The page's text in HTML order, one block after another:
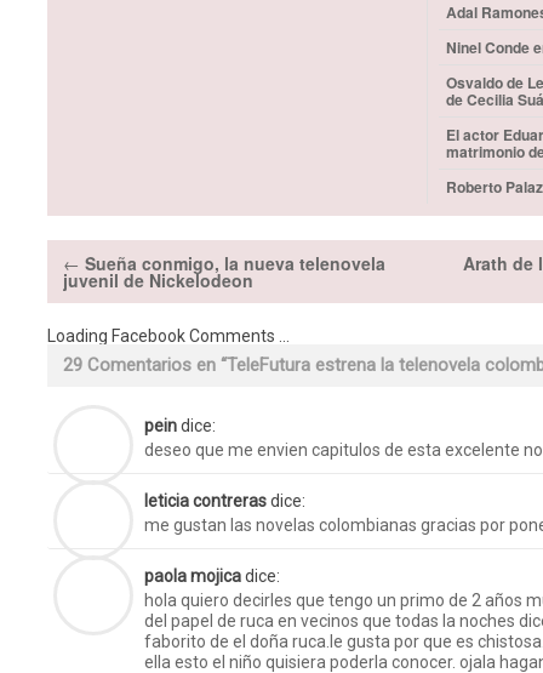
Adal
Ninel Conde
Osvaldo de
de Cecilia
El actor
matrimonio
Roberto
← Sueña conmigo, la nueva telenovela
juvenil de Nickelodeon
Arath de
Loading Facebook Comments ...
29 Comentarios en “TeleFutura estrena la telenovela
peindice:
deseo que me envien capitulos de esta excelente
leticia contrerasdice:
me gustan las novelas colombianas gracias por
paola mojicadice:
hola quiero decirles que tengo un primo de 2 años
del papel de ruca en vecinos que todas la noches
faborito de el doña ruca.le gusta por que es
ella esto el niño quisiera poderla conocer. ojala